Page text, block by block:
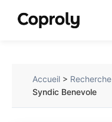
Accueil > Recherche
Syndic Benevole